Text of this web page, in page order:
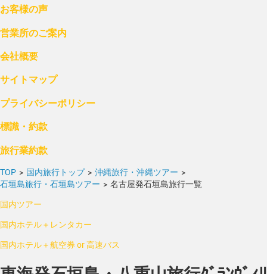
お客様の声
営業所のご案内
会社概要
サイトマップ
プライバシーポリシー
標識・約款
旅行業約款
TOP > 国内旅行トップ > 沖縄旅行・沖縄ツアー >
石垣島旅行・石垣島ツアー > 名古屋発石垣島旅行一覧
国内ツアー
国内ホテル＋レンタカー
国内ホテル＋航空券 or 高速バス